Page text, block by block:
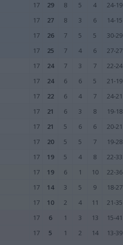
17 29 8 5 4 24-19
17 27 8 3 6 14-15
17 26 7 5 5 30-29
17 25 7 4 6 27-27
17 24 7 3 7 22-24
17 24 6 6 5 21-19
17 22 6 4 7 24-21
17 21 6 3 8 19-18
17 21 5 6 6 20-21
17 20 5 5 7 19-28
17 19 5 4 8 22-33
17 19 6 1 10 22-36
17 14 3 5 9 18-27
17 10 2 4 11 21-35
17 6 1 3 13 15-41
17 5 1 2 14 13-39